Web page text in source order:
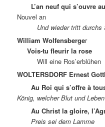
L’an neuf qui s’ouvre
Nouvel an
Und wieder tritt durchs
William Wolfensberger
Vois-tu fleurir la rose
Will eine Ros’erblühen
WOLTERSDORF Ernest
Au Roi qui s’offre à
König, welcher Blut und Leben
Au Christ la gloire,
Preis sei dem Lamme